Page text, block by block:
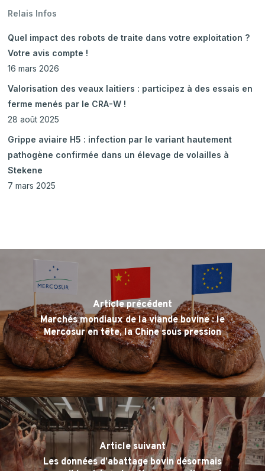
Relais Infos
Quel impact des robots de traite dans votre exploitation ?
Votre avis compte !
16 mars 2026
Valorisation des veaux laitiers : participez à des essais en
ferme menés par le CRA-W !
28 août 2025
Grippe aviaire H5 : infection par le variant hautement
pathogène confirmée dans un élevage de volailles à
Stekene
7 mars 2025
Article précédent
Marchés mondiaux de la viande bovine : le
Mercosur en tête, la Chine sous pression
Article suivant
Les données d’abattage bovin désormais